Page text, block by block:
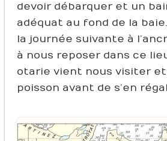
devoir débarquer et un
adéquat au fond de la
la journée suivante à
à nous reposer dans ce
otarie vient nous visiter et
poisson avant de s’en